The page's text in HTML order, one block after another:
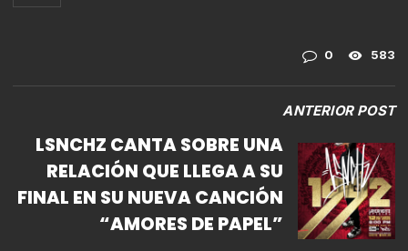
0 583
ANTERIOR POST
LSNCHZ CANTA SOBRE UNA
RELACIÓN QUE LLEGA A SU
FINAL EN SU NUEVA CANCIÓN
“AMORES DE PAPEL”